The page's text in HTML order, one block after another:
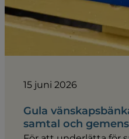
15 juni 2026
Gula
samtal och